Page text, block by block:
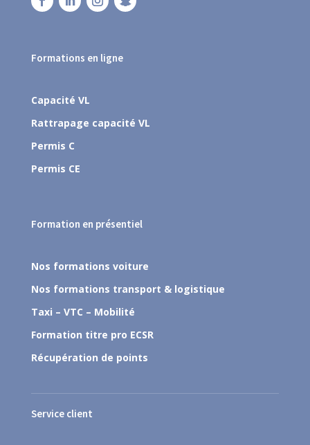
Formations en ligne
Capacité VL
Rattrapage capacité VL
Permis C
Permis CE
Formation en présentiel
Nos formations voiture
Nos formations transport & logistique
Taxi – VTC – Mobilité
Formation titre pro ECSR
Récupération de points
Service client